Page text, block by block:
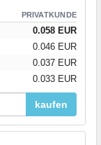
PRIVATKUNDE
0.058 EUR
0.046 EUR
0.037 EUR
0.033 EUR
kaufen